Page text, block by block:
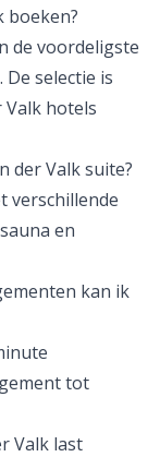
boeken?
de voordeligste
De selectie is
hotels
der Valk suite?
verschillende
en
kan ik
tot
Valk last